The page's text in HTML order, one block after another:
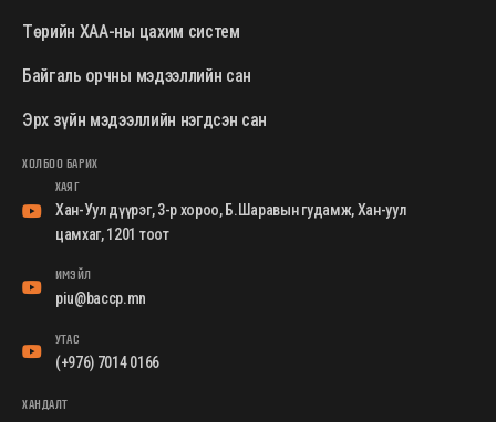
Төрийн ХАА-ны цахим систем
Байгаль орчны мэдээллийн сан
Эрх зүйн мэдээллийн нэгдсэн сан
ХОЛБОО БАРИХ
ХАЯГ
Хан-Уул дүүрэг, 3-р хороо, Б.Шаравын гудамж, Хан-уул
цамхаг, 1201 тоот
ИМЭЙЛ
piu@baccp.mn
УТАС
(+976) 7014 0166
ХАНДАЛТ